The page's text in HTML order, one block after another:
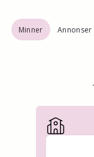
Minner Annonser